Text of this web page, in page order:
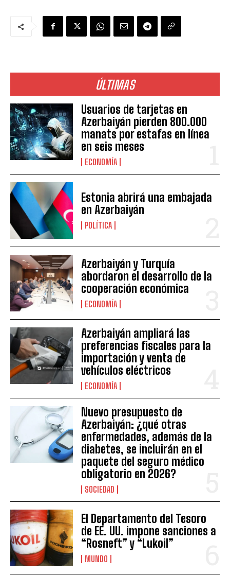
ÚLTIMAS
Usuarios de tarjetas en
Azerbaiyán pierden 800.000
manats por estafas en línea
en seis meses
ECONOMÍA
Estonia abrirá una embajada
en Azerbaiyán
POLÍTICA
Azerbaiyán y Turquía
abordaron el desarrollo de la
cooperación económica
ECONOMÍA
Azerbaiyán ampliará las
preferencias fiscales para la
importación y venta de
vehículos eléctricos
ECONOMÍA
Nuevo presupuesto de
Azerbaiyán: ¿qué otras
enfermedades, además de la
diabetes, se incluirán en el
paquete del seguro médico
obligatorio en 2026?
SOCIEDAD
El Departamento del Tesoro
de EE. UU. impone sanciones a
“Rosneft” y “Lukoil”
MUNDO